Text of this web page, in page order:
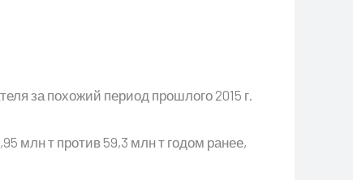
за похожий период прошлого 2015 г.
млн т против 59,3 млн т годом ранее,